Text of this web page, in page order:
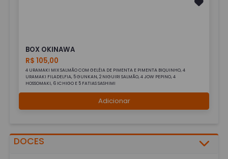
BOX OKINAWA
R$ 105,00
4 URAMAKI MIX SALMÃO COM GELÉIA DE PIMENTA E PIMENTA BIQUINHO, 4
URAMAKI FILADELFIA, 5 GUNKAN, 2 NIGUIRI SALMÃO, 4 JOW PEPINO, 4
HOSSOMAKI, 6 ICHIGO E 5 FATIAS SASHIMI
Adicionar
DOCES